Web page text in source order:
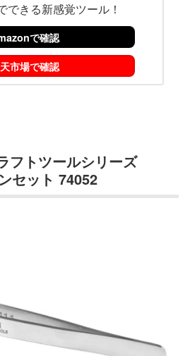
できる新感覚ツール！
で確認
市場で確認
フトツールシリーズ
セット 74052